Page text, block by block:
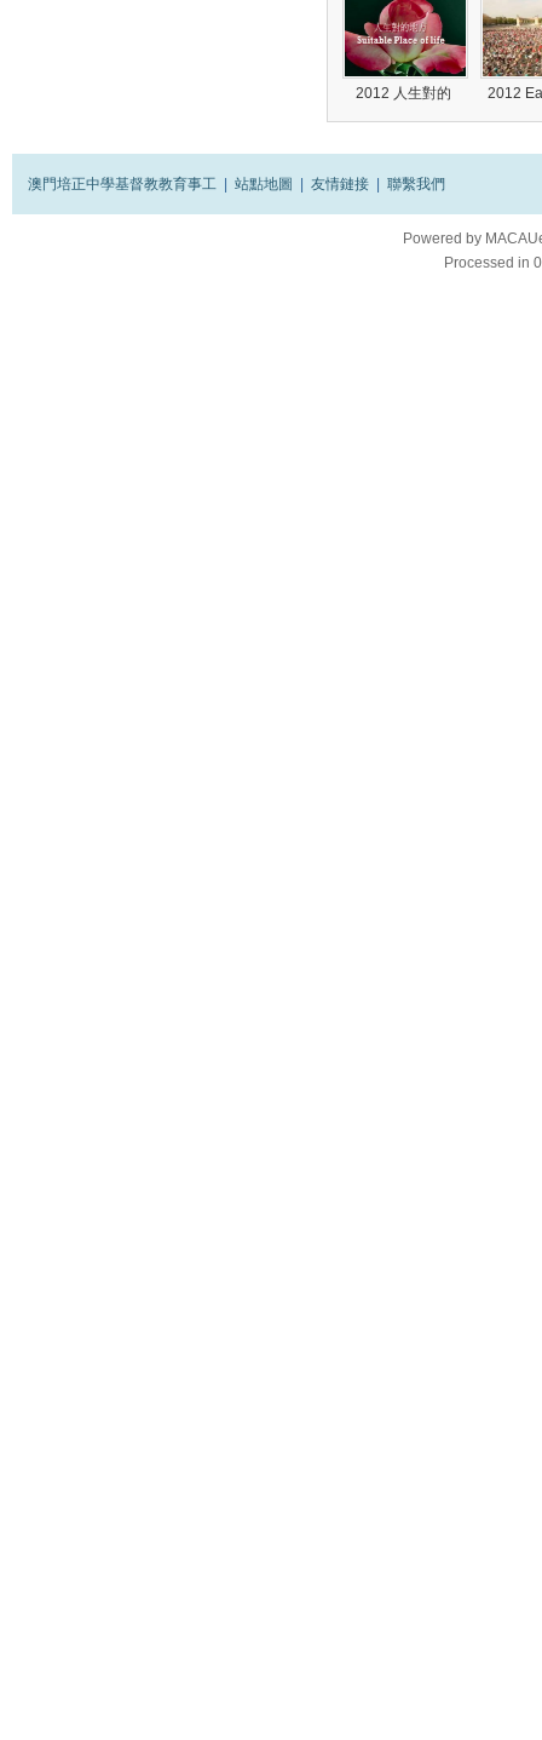
2012 人生對的 2012
澳門培正中學基督教教育事工 站點地圖 友情鏈接 聯繫我們
Powered by
Processed in